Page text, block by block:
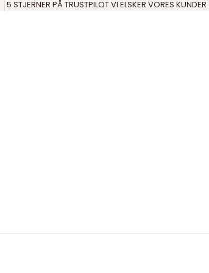
5 STJERNER PÅ TRUSTPILOT VI ELSKER VORES KUNDER